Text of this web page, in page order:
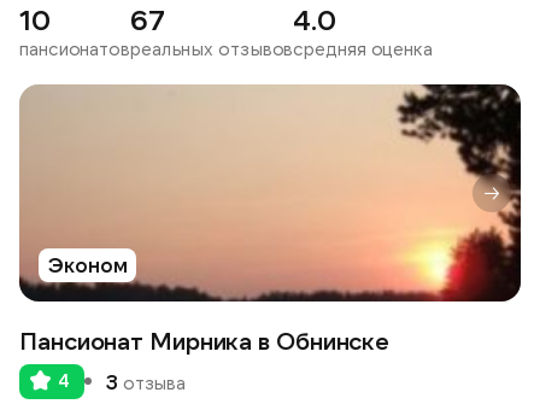
10
пансионатов
67
реальных отзывов
4.0
средняя оценка
Эконом
Пансионат Мирника в Обнинске
4 3 отзыва